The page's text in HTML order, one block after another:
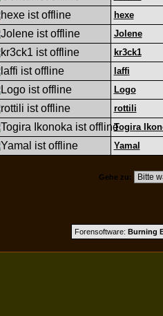
hexe
Jolene
kr3ck1
laffi
Logo
rottili
Togira
Yamal
Gehe zu:
Forensoftware: Burning